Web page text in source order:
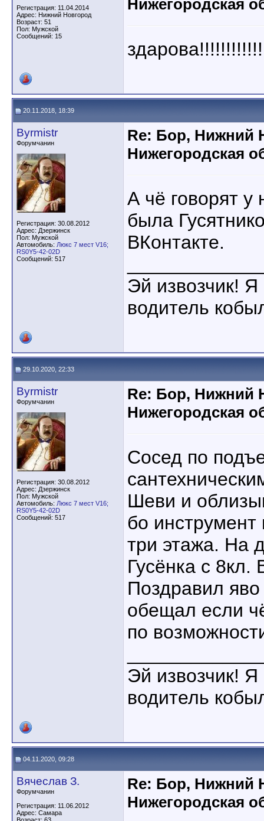
Регистрация: 11.04.2014
Адрес: Нижний Новгород
Возраст: 51
Пол: Мужской
Сообщений: 15
Нижегородская
20.11.2018, 18:39
Byrmistr
Форумчанин
Регистрация: 30.08.2012
Адрес: Дзержинск
Пол: Мужской
Автомобиль: Люкс 7 мест V16;
RS0Y5-42-02D
Сообщений: 517
Re: Бор, Нижний
Нижегородская
А чё говорят
была
ВКонтакте.
Эй извозчик! Я
водитель
29.10.2020, 22:33
Byrmistr
Форумчанин
Регистрация: 30.08.2012
Адрес: Дзержинск
Пол: Мужской
Автомобиль: Люкс 7 мест V16;
RS0Y5-42-02D
Сообщений: 517
Re: Бор, Нижний
Нижегородская
Сосед по
Шеви и
бо
три этажа. На
Гусёнка с
Поздравил
обещал если
по
Эй извозчик! Я
водитель
04.11.2020, 09:28
Вячеслав З.
Форумчанин
Регистрация: 11.06.2012
Адрес: Самара
Re: Бор, Нижний
Нижегородская